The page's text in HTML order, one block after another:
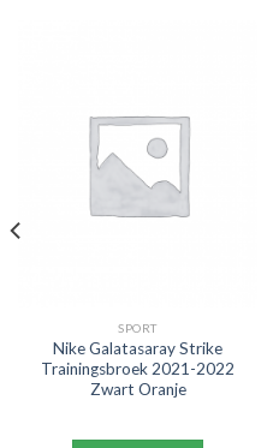
SPORT
Nike Galatasaray Strike
Trainingsbroek 2021-2022
Zwart Oranje